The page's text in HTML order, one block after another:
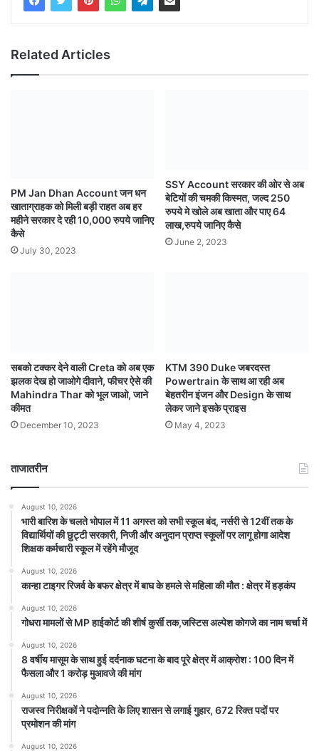
Related Articles
PM Jan Dhan Account जन धन
खाताग्राहक को मिली बड़ी राहत अब हर
महीने सरकार दे रही 10,000 रुपये जानिए
कैसे
July 30, 2023
SSY Account सरकार की ओर से अब
बेटियों की चमकी किस्मत, जल्द 250
रुपये मे खोले अब खाता और पाए 64
लाख,रुपये जानिए कैसे
June 2, 2023
सबको टक्कर देने वाली Creta को अब एक
झलक देख हो जाओगे दीवाने, फीचर ऐसे की
Mahindra Thar को भूल जाओ, जाने
कीमत
December 10, 2023
KTM 390 Duke जबरदस्त
Powertrain के साथ आ रही अब
बेहतरीन इंजन और Design के साथ
लेकर जाने इसके प्राइस
May 4, 2023
ताजातरीन
August 10, 2026
भारी बारिश के चलते भोपाल में 11 अगस्त को सभी स्कूल बंद, नर्सरी से 12वीं तक के
विद्यार्थियों की छुट्टी सरकारी, निजी और अनुदान प्राप्त स्कूलों पर लागू होगा आदेश
शिक्षक कर्मचारी स्कूल में रहेंगे मौजूद
August 10, 2026
कान्हा टाइगर रिजर्व के बफर क्षेत्र में बाघ के हमले से महिला की मौत : क्षेत्र में हड़कंप
August 10, 2026
गोधरा मामलों से MP हाईकोर्ट की शीर्ष कुर्सी तक,जस्टिस अल्पेश कोगजे का नाम चर्चा में
August 10, 2026
8 वर्षीय मासूम के साथ हुई दर्दनाक घटना के बाद पूरे क्षेत्र में आक्रोश : 100 दिन में
फैसला और 1 करोड़ मुआवजे की मांग
August 10, 2026
राजस्व निरीक्षकों ने पदोन्नति के लिए शासन से लगाई गुहार, 672 रिक्त पदों पर
प्रमोशन की मांग
August 10, 2026